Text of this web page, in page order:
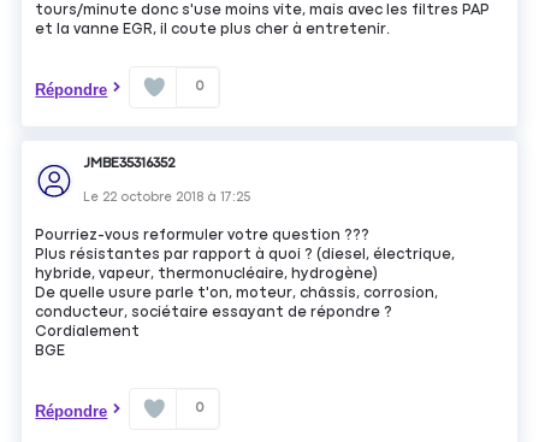
tours/minute donc s'use moins vite, mais avec les filtres PAP
et la vanne EGR, il coute plus cher à entretenir.
Répondre 0
JMBE35316352
Le 22 octobre 2018 à17:25
Pourriez-vous reformuler votre question ???
Plus résistantes par rapport à quoi ? (diesel, électrique,
hybride, vapeur, thermonucléaire, hydrogène)
De quelle usure parle t'on, moteur, châssis, corrosion,
conducteur, sociétaire essayant de répondre ?
Cordialement
BGE
Répondre 0